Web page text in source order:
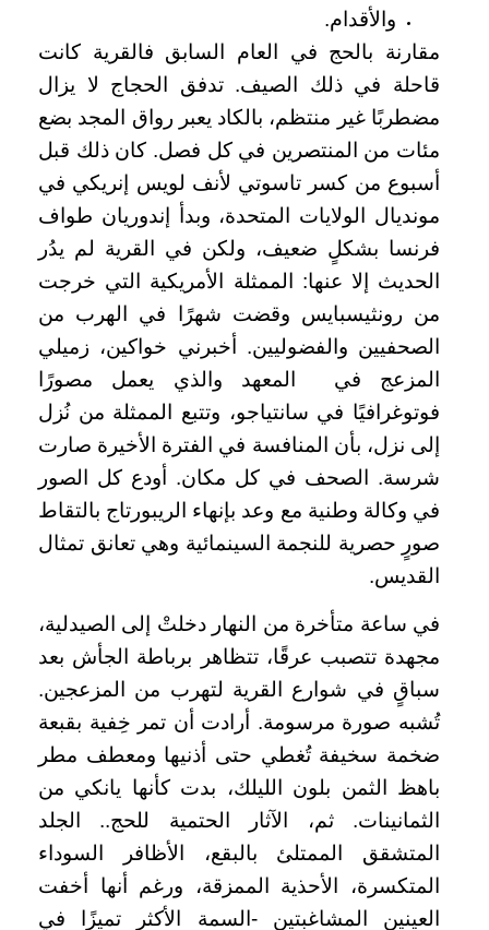
والأقدام.
مقارنة بالحج في العام السابق فالقرية كانت
قاحلة في ذلك الصيف. تدفق الحجاج لا يزال
مضطربًا غير منتظم، بالكاد يعبر رواق المجد بضع
مئات من المنتصرين في كل فصل. كان ذلك قبل
أسبوع من كسر تاسوتي لأنف لويس إنريكي في
مونديال الولايات المتحدة، وبدأ إندوريان طواف
فرنسا بشكلٍ ضعيف، ولكن في القرية لم يدُر
الحديث إلا عنها: الممثلة الأمريكية التي خرجت
من رونثيسبايس وقضت شهرًا في الهرب من
الصحفيين والفضوليين. أخبرني خواكين، زميلي
المزعج في المعهد والذي يعمل مصورًا
فوتوغرافيًا في سانتياجو، وتتبع الممثلة من نُزل
إلى نزل، بأن المنافسة في الفترة الأخيرة صارت
شرسة. الصحف في كل مكان. أودع كل الصور
في وكالة وطنية مع وعد بإنهاء الريبورتاج بالتقاط
صورٍ حصرية للنجمة السينمائية وهي تعانق تمثال
القديس.
في ساعة متأخرة من النهار دخلتْ إلى الصيدلية،
مجهدة تتصبب عرقًا، تتظاهر برباطة الجأش بعد
سباقٍ في شوارع القرية لتهرب من المزعجين.
تُشبه صورة مرسومة. أرادت أن تمر خِفية بقبعة
ضخمة سخيفة تُغطي حتى أذنيها ومعطف مطر
باهظ الثمن بلون الليلك، بدت كأنها يانكي من
الثمانينات. ثم، الآثار الحتمية للحج.. الجلد
المتشقق الممتلئ بالبقع، الأظافر السوداء
المتكسرة، الأحذية الممزقة، ورغم أنها أخفت
العينين المشاغبتين -السمة الأكثر تميزًا في